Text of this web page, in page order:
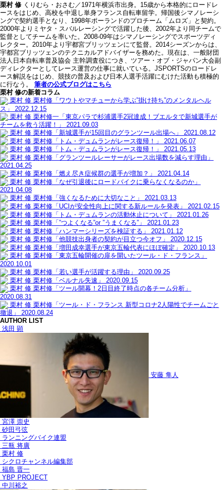
栗村 修 くりむら・おさむ／1971年横浜市出身。15歳から本格的にロードレ
ースをはじめ、高校を中退し単身フランス自転車留学。帰国後シマノレーシ
ングで契約選手となり、1998年ポーランドのプロチーム「ムロズ」と契約。
2000年よりミヤタ・スバルレーシングで活躍した後、2002年より同チームで
監督としてチームを率いた。2008-09年はシマノレーシングでスポーツディ
レクター。2010年より宇都宮ブリッツェンにて監督。2014シーズンからは、
宇都宮ブリッツェンのテクニカルアドバイザーを務めた。現在は、一般財団
法人日本自転車普及協会 主幹調査役につき、ツアー・オブ・ジャパン大会副
ディレクターとしてレース運営の仕事に就いている。JSPORTSのロードレ
ース解説をはじめ、競技の普及および日本人選手活躍にむけた活動も積極的
に行なう。 筆者の公式ブログはこちら
栗村 修の新着コラム
栗村 修 栗村修「ワウトやマチューから学ぶ”掛け持ち”のメンタルヘル
ス」
2022.12.15
栗村 修 栗村修一「東京パラで杉浦選手2冠達成！ブエルタで新城選手が
チームを救う活躍！」
2021.09.03
栗村 修 栗村修「新城選手が15回目のグランツール出場へ」
2021.08.12
栗村 修 栗村修「トム・デュムランがレース復帰！」
2021.06.07
栗村 修 栗村修「トム・デュムランがレース復帰！」
2021.05.13
栗村 修 栗村修「グランツールレーサーがレース出場数を減らす理由」
2021.04.25
栗村 修 栗村修「燃え尽き症候群の選手が増加？」
2021.04.14
栗村 修 栗村修「なぜ引退後にロードバイクに乗らなくなるのか」
2021.04.08
栗村 修 栗村修「強くなるために大切なこと」
2021.03.13
栗村 修 栗村修「UCIが安全性向上に関する新ルールを発表」
2021.02.15
栗村 修 栗村修「トム・デュムランの活動休止について」
2021.01.26
栗村 修 栗村修「”つよくなる”or ”うまくなる”」
2021.01.23
栗村 修 栗村修「ハンマーシリーズを検証する」
2021.01.12
栗村 修 栗村修「他競技出身者の契約が目立つ今オフ」
2020.12.15
栗村 修 栗村修「増田成幸選手が東京五輪代表にほぼ確定」
2020.10.13
栗村 修 栗村修「東京五輪開催の扉を開いたツール・ド・フランス」
2020.10.01
栗村 修 栗村修「若い選手が活躍する理由」
2020.09.25
栗村 修 栗村修「ベルナル失速」
2020.09.15
栗村 修 栗村修「ツール開幕！2日目終了時点の各チーム分析」
2020.08.31
栗村 修 栗村修「ツール・ド・フランス 新型コロナ2人陽性でチームごと
撤退」
2020.08.24
AUTHOR LIST
浅田 顕
安藤 隼人
宮澤 崇史
砂田弓弦
ランニングバイク連盟
三瓶 将廣
栗村 修
シクロチャンネル編集部
福島 晋一
YBP PROJECT
中川裕之